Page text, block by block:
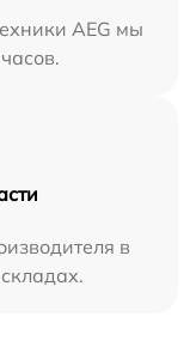
AEG мы
в